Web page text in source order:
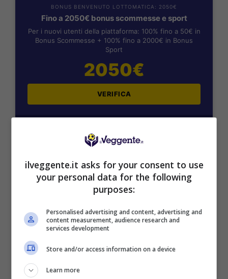
BONUS BENVENUTO LOTTOMATICA: 2050€
Fino a 2050€ bonus scommesse e sport
Per i nuovi utenti della piattaforma: 100% fino a 50€ in
Bonus Scommesse + 100% fino a 2000€ in Bonus
Sport
2050€
VERIFICA
SNAI
Bonus Benvenuto Sport: fino a 1.000€
1000€
VERIFICA
ilveggente.it asks for your consent to use
your personal data for the following
purposes:
Personalised advertising and content, advertising and
content measurement, audience research and
services development
Store and/or access information on a device
Learn more